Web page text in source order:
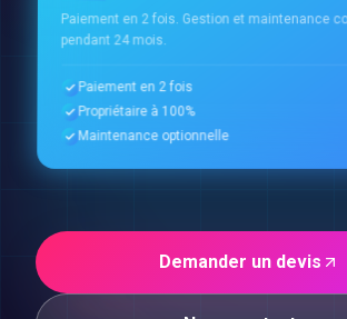
Paiement en 2 fois. Gestion et maintenance
pendant 24 mois.
Paiement en 2 fois
Propriétaire à 100%
Maintenance optionnelle
Demander un devis